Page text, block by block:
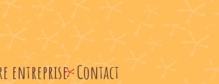
entreprise Contact